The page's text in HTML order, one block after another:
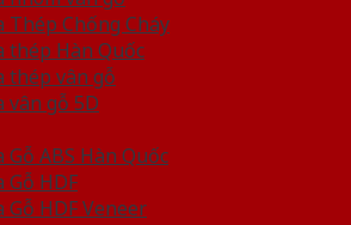
Thép Chống Cháy
thép Hàn Quốc
thép vân gỗ
vân gỗ 5D
Gỗ ABS Hàn Quốc
Gỗ HDF
Gỗ HDF Veneer